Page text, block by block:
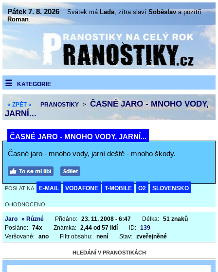
Pátek 7. 8. 2026 Svátek má Lada, zítra slaví Soběslava pozítří
Roman.
KATEGORIE
« ZPĚT « PRANOSTIKY > ČASNÉ JARO - MNOHO VODY,
JARNÍ...
ČASNÉ JARO - MNOHO VODY, JARNÍ...
Časné jaro - mnoho vody, jarní deště - mnoho škody.
POSLAT NA E-MAIL VODAFONE T-MOBILE O2 SLOVENSKO
OHODNOCENO
Jaro » Různé Přidáno: 23. 11. 2008 - 6:47 Délka: 51 znaků
Posláno: 74x Známka: 2,44 od 57 lidí ID: 139
Veršované: ano Filtr obsahu: není Stav: zveřejněné
HLEDÁNÍ V PRANOSTIKÁCH